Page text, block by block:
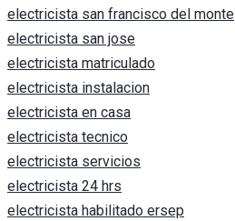
electricista san francisco del monte
electricista san jose
electricista matriculado
electricista instalacion
electricista en casa
electricista tecnico
electricista servicios
electricista 24 hrs
electricista habilitado ersep